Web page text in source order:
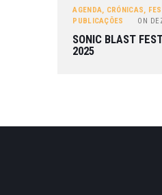
AGENDA, CRÓNICAS,
PUBLICAÇÕES
ON
SONIC BLAST
2025